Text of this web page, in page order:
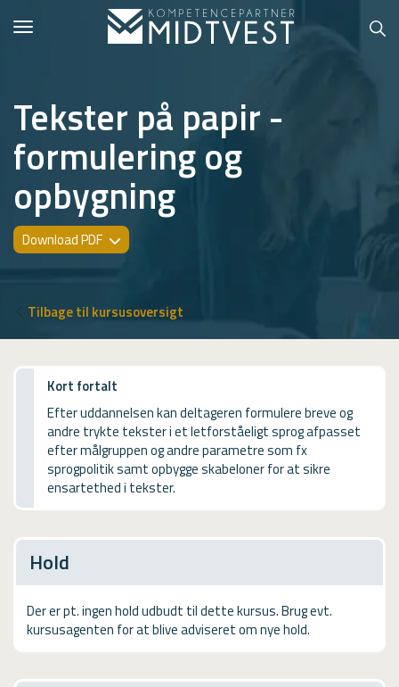
Hvem er vi?
Kontakt konsulent
Erhvervsuddannelser
Kursusoversigt
VUF
PCR
USMA
Videoguides
Tekster på papir -
formulering og
opbygning
Download PDF
Tilbage til kursusoversigt
Kort fortalt
Efter uddannelsen kan deltageren formulere breve og
andre trykte tekster i et letforståeligt sprog afpasset
efter målgruppen og andre parametre som fx
sprogpolitik samt opbygge skabeloner for at sikre
ensartethed i tekster.
Hold
Der er pt. ingen hold udbudt til dette kursus. Brug evt.
kursusagenten for at blive adviseret om nye hold.